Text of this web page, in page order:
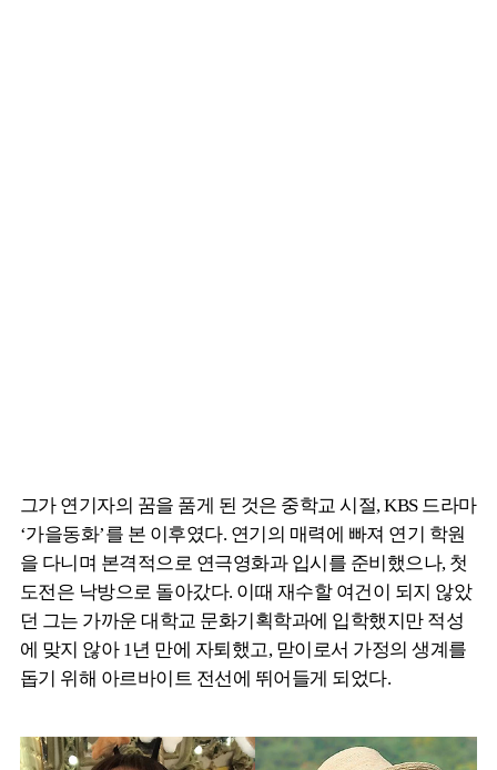
그가 연기자의 꿈을 품게 된 것은 중학교 시절, KBS 드라마
‘가을동화’를 본 이후였다. 연기의 매력에 빠져 연기 학원
을 다니며 본격적으로 연극영화과 입시를 준비했으나, 첫
도전은 낙방으로 돌아갔다. 이때 재수할 여건이 되지 않았
던 그는 가까운 대학교 문화기획학과에 입학했지만 적성
에 맞지 않아 1년 만에 자퇴했고, 맏이로서 가정의 생계를
돕기 위해 아르바이트 전선에 뛰어들게 되었다.